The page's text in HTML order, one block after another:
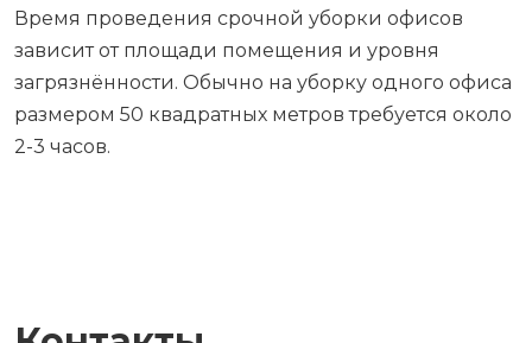
Время проведения срочной уборки офисов
зависит от площади помещения и уровня
загрязнённости. Обычно на уборку одного офиса
размером 50 квадратных метров требуется около
2-3 часов.